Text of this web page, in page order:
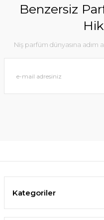
Benzersiz
Niş parfüm dünyasına adım
Kategoriler